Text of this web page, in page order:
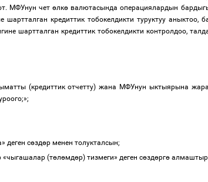
МФУнун четөлкө валютасында операциялардын
кредиттик тобокелдикти туруктуу аныктоо,
шартталган кредиттик тобокелдикти контролдоо,
(кредиттик отчетту) жана МФУнун ыктыярына
» деген сөздөр менен толукталсын;
«чыгашалар (төлөмдөр) тизмеги» деген сөздөргө